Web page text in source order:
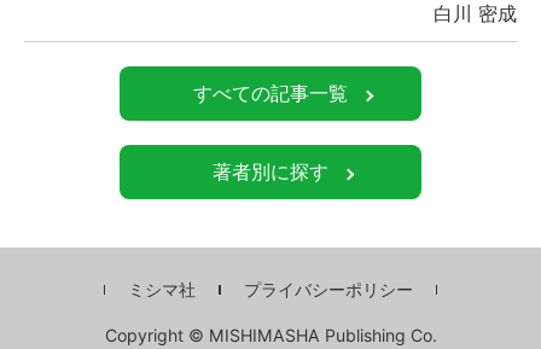
白川 密成
すべての記事一覧
著者別に探す
ミシマ社 プライバシーポリシー
Copyright © MISHIMASHA Publishing Co.